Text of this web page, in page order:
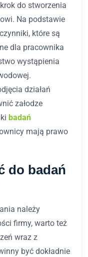
do stworzenia
Na podstawie
które są
dla pracownika
wystąpienia
działań
załodze
badań
mają prawo
do badań
należy
firmy, warto też
wraz z
być dokładnie